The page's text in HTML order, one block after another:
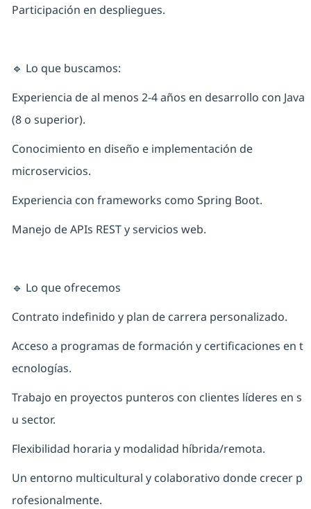
Participación en despliegues.
🔹 Lo que buscamos:
Experiencia de al menos 2-4 años en desarrollo con Java
(8 o superior).
Conocimiento en diseño e implementación de
microservicios.
Experiencia con frameworks como Spring Boot.
Manejo de APIs REST y servicios web.
🔹 Lo que ofrecemos
Contrato indefinido y plan de carrera personalizado.
Acceso a programas de formación y certificaciones en t
ecnologías.
Trabajo en proyectos punteros con clientes líderes en s
u sector.
Flexibilidad horaria y modalidad híbrida/remota.
Un entorno multicultural y colaborativo donde crecer p
rofesionalmente.